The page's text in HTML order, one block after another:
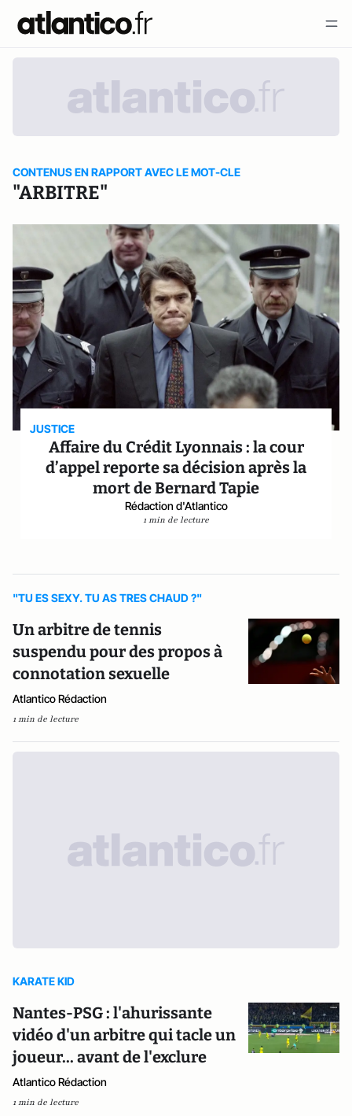
CONTENUS EN RAPPORT AVEC LE MOT-CLE
"ARBITRE"
JUSTICE
Affaire du Crédit Lyonnais : la cour
d’appel reporte sa décision après la
mort de Bernard Tapie
Rédaction d'Atlantico
1 min de lecture
"TU ES SEXY. TU AS TRES CHAUD ?"
Un arbitre de tennis
suspendu pour des propos à
connotation sexuelle
Atlantico Rédaction
1 min de lecture
KARATE KID
Nantes-PSG : l'ahurissante
vidéo d'un arbitre qui tacle un
joueur... avant de l'exclure
Atlantico Rédaction
1 min de lecture